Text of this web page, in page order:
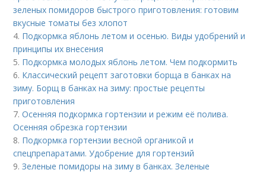
зеленых помидоров быстрого приготовления: готовим
вкусные томаты без хлопот
4. Подкормка яблонь летом и осенью. Виды удобрений и
принципы их внесения
5. Подкормка молодых яблонь летом. Чем подкормить
6. Классический рецепт заготовки борща в банках на
зиму. Борщ в банках на зиму: простые рецепты
приготовления
7.Осенняя подкормка гортензии и режим её полива.
Осенняя обрезка гортензии
8. Подкормка гортензии весной органикой и
спецпрепаратами. Удобрение для гортензий
9.Зеленые помидоры на зиму в банках. Зеленые